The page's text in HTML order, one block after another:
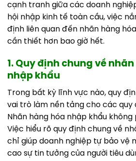
cạnh tranh giữa các doanh
hội nhập kinh tế toàn cầu, việc
định liên quan đến nhãn hàng
cần thiết hơn bao giờ hết.
1. Quy định chung về
nhập khẩu
Trong bất kỳ lĩnh vực nào, quy
vai trò làm nền tảng cho các quy
Nhãn hàng hóa nhập khẩu không
Việc hiểu rõ quy định chung về
chỉ giúp doanh nghiệp tự bảo vệ
cao sự tin tưởng của người tiêu